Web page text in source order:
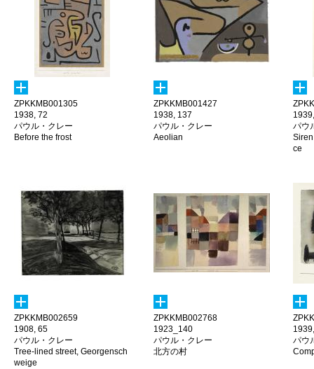
ZPKKMB001305
1938, 72
パウル・クレー
Before the frost
ZPKKMB001427
1938, 137
パウル・クレー
Aeolian
パウ
ce
ZPKKMB002659
1908, 65
パウル・クレー
Tree-lined street, Georgensch
weige
ZPKKMB002768
1923_140
パウル・クレー
北方の村
パウ